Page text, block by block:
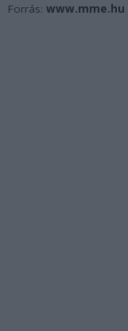
Forrás: www.mme.hu